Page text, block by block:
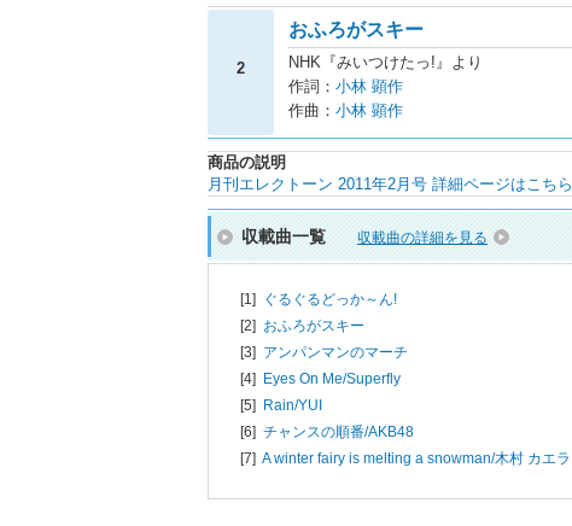
2
おふろがスキー
NHK『みいつけたっ!』より
作詞： 小林 顕作
作曲： 小林 顕作
商品の説明
月刊エレクトーン 2011年2月号 詳細ページはこちら
収載曲一覧 収載曲の詳細を見る
[1] ぐるぐるどっか～ん!
[2] おふろがスキー
[3] アンパンマンのマーチ
[4] Eyes On Me/Superfly
[5] Rain/YUI
[6] チャンスの順番/AKB48
[7] A winter fairy is melting a snowman/木村 カエラ